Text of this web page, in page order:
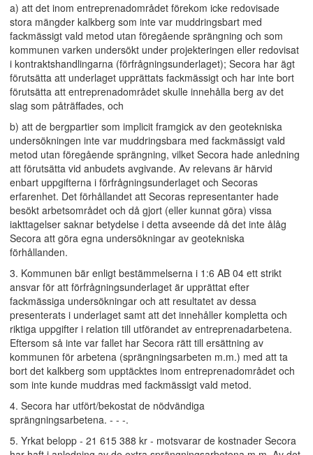
a) att det inom entreprenadområdet förekom icke redovisade
stora mängder kalkberg som inte var muddringsbart med
fackmässigt vald metod utan föregående sprängning och som
kommunen varken undersökt under projekteringen eller redovisat
i kontraktshandlingarna (förfrågningsunderlaget); Secora har ägt
förutsätta att underlaget upprättats fackmässigt och har inte bort
förutsätta att entreprenadområdet skulle innehålla berg av det
slag som påträffades, och
b) att de bergpartier som implicit framgick av den geotekniska
undersökningen inte var muddringsbara med fackmässigt vald
metod utan föregående sprängning, vilket Secora hade anledning
att förutsätta vid anbudets avgivande. Av relevans är härvid
enbart uppgifterna i förfrågningsunderlaget och Secoras
erfarenhet. Det förhållandet att Secoras representanter hade
besökt arbetsområdet och då gjort (eller kunnat göra) vissa
iakttagelser saknar betydelse i detta avseende då det inte ålåg
Secora att göra egna undersökningar av geotekniska
förhållanden.
3. Kommunen bär enligt bestämmelserna i 1:6 AB 04 ett strikt
ansvar för att förfrågningsunderlaget är upprättat efter
fackmässiga undersökningar och att resultatet av dessa
presenterats i underlaget samt att det innehåller kompletta och
riktiga uppgifter i relation till utförandet av entreprenadarbetena.
Eftersom så inte var fallet har Secora rätt till ersättning av
kommunen för arbetena (sprängningsarbeten m.m.) med att ta
bort det kalkberg som upptäcktes inom entreprenadområdet och
som inte kunde muddras med fackmässigt vald metod.
4. Secora har utfört/bekostat de nödvändiga
sprängningsarbetena. - - -.
5. Yrkat belopp - 21 615 388 kr - motsvarar de kostnader Secora